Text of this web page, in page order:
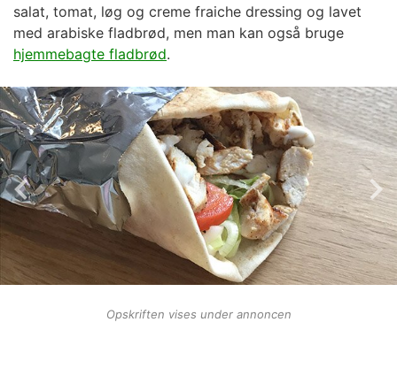
salat, tomat, løg og creme fraiche dressing og lavet
med arabiske fladbrød, men man kan også bruge
hjemmebagte fladbrød.
Opskriften vises under annoncen